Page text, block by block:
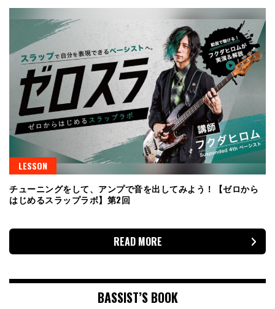
LESSON
チューニングをして、アンプで音を出してみよう！【ゼロから
はじめるスラップラボ】第2回
READ MORE
BASSIST’S BOOK